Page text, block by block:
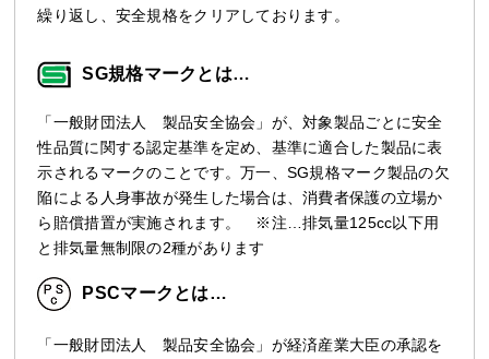
繰り返し、安全規格をクリアしております。
SG規格マークとは…
「一般財団法人 製品安全協会」が、対象製品ごとに安全
性品質に関する認定基準を定め、基準に適合した製品に表
示されるマークのことです。万一、SG規格マーク製品の欠
陥による人身事故が発生した場合は、消費者保護の立場か
ら賠償措置が実施されます。 ※注…排気量125cc以下用
と排気量無制限の2種があります
PSCマークとは…
「一般財団法人 製品安全協会」が経済産業大臣の承認を